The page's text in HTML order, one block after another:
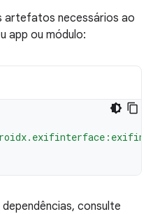
artefatos necessários ao
app ou módulo:
consulte